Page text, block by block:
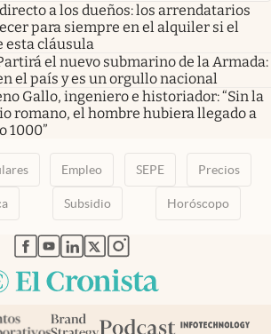
a los dueños: los arrendatarios
para siempre en el alquiler si el
esta cláusula
el nuevo submarino de la Armada:
el país y es un orgullo nacional
Gallo, ingeniero e historiador: “Sin la
romano, el hombre hubiera llegado a
1000”
Empleo SEPE Precios
Subsidio Horóscopo
abre en nueva pestaña
abre en nueva pestaña
abre en nueva pestaña
abre en nueva pestaña
abre en nueva pestaña